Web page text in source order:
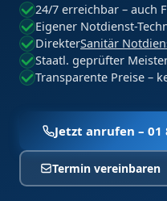
24/7 erreichbar – auch
Eigener Notdienst-
DirekterSanitär
Staatl. geprüfter
Transparente Preise –
Jetzt anrufen – 01
Termin vereinbaren